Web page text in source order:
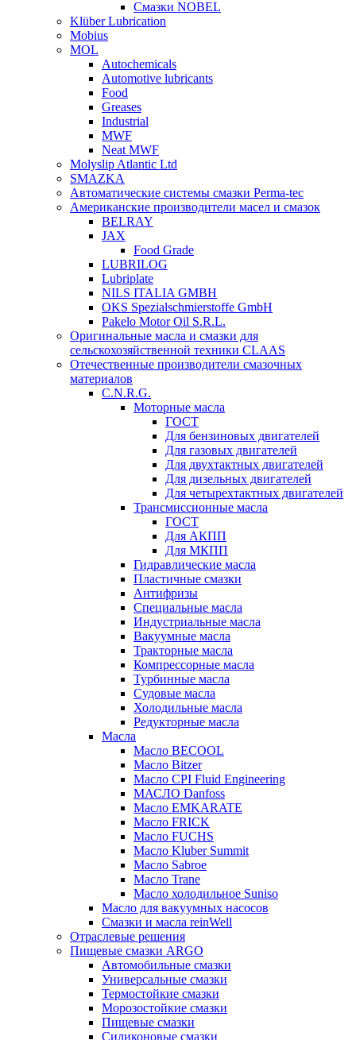
Смазки NOBEL
Klüber Lubrication
Mobius
MOL
Autochemicals
Automotive lubricants
Food
Greases
Industrial
MWF
Neat MWF
Molyslip Atlantic Ltd
SMAZKA
Автоматические системы смазки Perma-tec
Американские производители масел и смазок
BELRAY
JAX
Food Grade
LUBRILOG
Lubriplate
NILS ITALIA GMBH
OKS Spezialschmierstoffe GmbH
Pakelo Motor Oil S.R.L.
Оригинальные масла и смазки для
сельскохозяйственной техники CLAAS
Отечественные производители смазочных
материалов
C.N.R.G.
Моторные масла
ГОСТ
Для бензиновых двигателей
Для газовых двигателей
Для двухтактных двигателей
Для дизельных двигателей
Для четырехтактных двигателей
Трансмиссионные масла
ГОСТ
Для АКПП
Для МКПП
Гидравлические масла
Пластичные смазки
Антифризы
Специальные масла
Индустриальные масла
Вакуумные масла
Тракторные масла
Компрессорные масла
Турбинные масла
Судовые масла
Холодильные масла
Редукторные масла
Масла
Масло BECOOL
Масло Bitzer
Масло CPI Fluid Engineering
МАСЛО Danfoss
Масло EMKARATE
Масло FRICK
Масло FUCHS
Масло Kluber Summit
Масло Sabroe
Масло Trane
Масло холодильное Suniso
Масло для вакуумных насосов
Смазки и масла reinWell
Отраслевые решения
Пищевые смазки ARGO
Автомобильные смазки
Универсальные смазки
Термостойкие смазки
Морозостойкие смазки
Пищевые смазки
Силиконовые смазки